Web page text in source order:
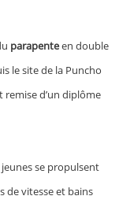
parapenteen double
le site de la Puncho
remise d’un diplôme
se propulsent
de vitesse et bains